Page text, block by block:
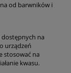
od barwników i
na
urządzeń
stosować na
kwasu.